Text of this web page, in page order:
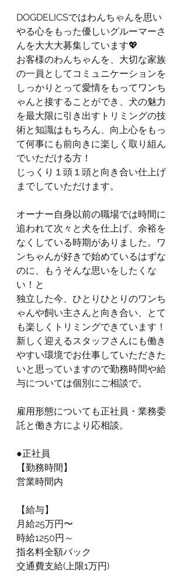
DOGDELICSではわんちゃんを思い
やる心をもった優しいグルーマーさ
んを大大大募集しています💖
お客様のわんちゃんを、大切な家族
の一員としてコミュニケーションを
しっかりとって愛情をもってワンち
ゃんと接することができ、犬の魅力
を最大限に引き出すトリミングの技
術と知識はもちろん、向上心をもっ
て何事にも前向きに楽しく取り組ん
でいただける方！
じっくり１頭１頭と向き合い仕上げ
までしていただけます。
オーナー自身以前の職場では時間に
追われて次々と犬を仕上げ、余裕を
なくしている時期がありました。ワ
ンちゃんが好きで始めているはずな
のに、もうそんな思いをしたくな
い！と
独立した今、ひとりひとりのワンち
ゃんや飼い主さんと向き合い、とて
も楽しくトリミングできています！
新しく迎えるスタッフさんにも働き
やすい環境でお仕事していただきた
いと思っていますので勤務時間や給
与については個別にご相談で。
雇用形態についても正社員・業務委
託と働き方により応相談。
●正社員
【勤務時間】
営業時間内
【給与】
月給25万円〜
時給1250円～
指名料全額バック
交通費支給(上限1万円)